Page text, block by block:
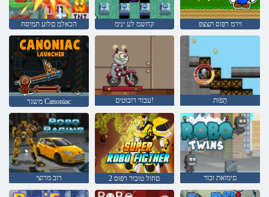
הכאלמ םלוע תמיסח קחשמ לע ינימ וירמ רפוס תצצפ
משגר Canoniac עבור רובוטים! תֶפֹות
רוב מרוצי 2 םחול טובור רפוס םימואת ובור